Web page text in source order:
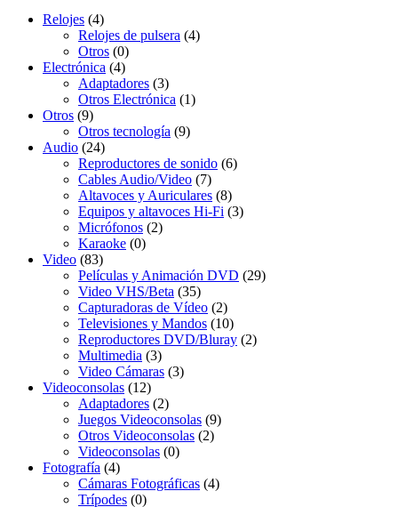
Relojes (4)
Relojes de pulsera (4)
Otros (0)
Electrónica (4)
Adaptadores (3)
Otros Electrónica (1)
Otros (9)
Otros tecnología (9)
Audio (24)
Reproductores de sonido (6)
Cables Audio/Video (7)
Altavoces y Auriculares (8)
Equipos y altavoces Hi-Fi (3)
Micrófonos (2)
Karaoke (0)
Video (83)
Películas y Animación DVD (29)
Video VHS/Beta (35)
Capturadoras de Vídeo (2)
Televisiones y Mandos (10)
Reproductores DVD/Bluray (2)
Multimedia (3)
Video Cámaras (3)
Videoconsolas (12)
Adaptadores (2)
Juegos Videoconsolas (9)
Otros Videoconsolas (2)
Videoconsolas (0)
Fotografía (4)
Cámaras Fotográficas (4)
Trípodes (0)